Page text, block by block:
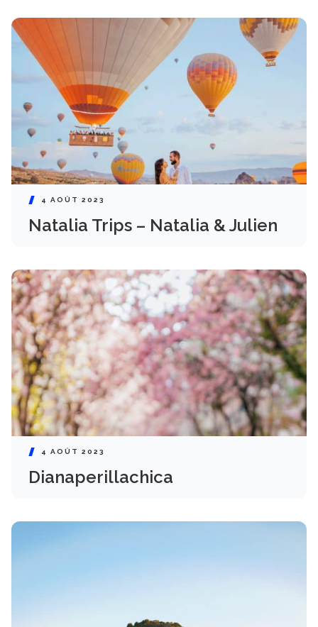
4 AOÛT 2023
Natalia Trips – Natalia & Julien
4 AOÛT 2023
Dianaperillachica